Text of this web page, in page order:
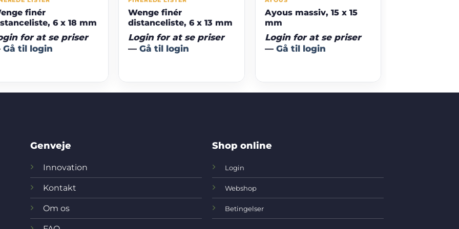
finér
6 x 18 mm
for at se priser
Gå til login
Wenge finér
distanceliste, 6 x 13 mm
Login for at se priser
—Gå til login
Ayous massiv, 15 x 15
mm
Login for at se priser
— Gå til login
Genveje
Innovation
Kontakt
Om os
Shop online
Login
Webshop
Betingelser